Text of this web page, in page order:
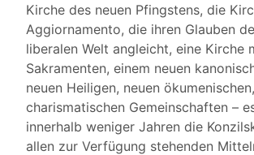
Kirche des neuen Pfingstens, die
Aggiornamento, die ihren Glauben
liberalen Welt angleicht, eine Kirche
Sakramenten, einem neuen
neuen Heiligen, neuen ökumenischen,
charismatischen Gemeinschaften –
innerhalb weniger Jahren die
allen zur Verfügung stehenden